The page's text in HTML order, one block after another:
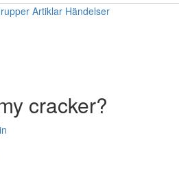
Artiklar Händelser
cracker?